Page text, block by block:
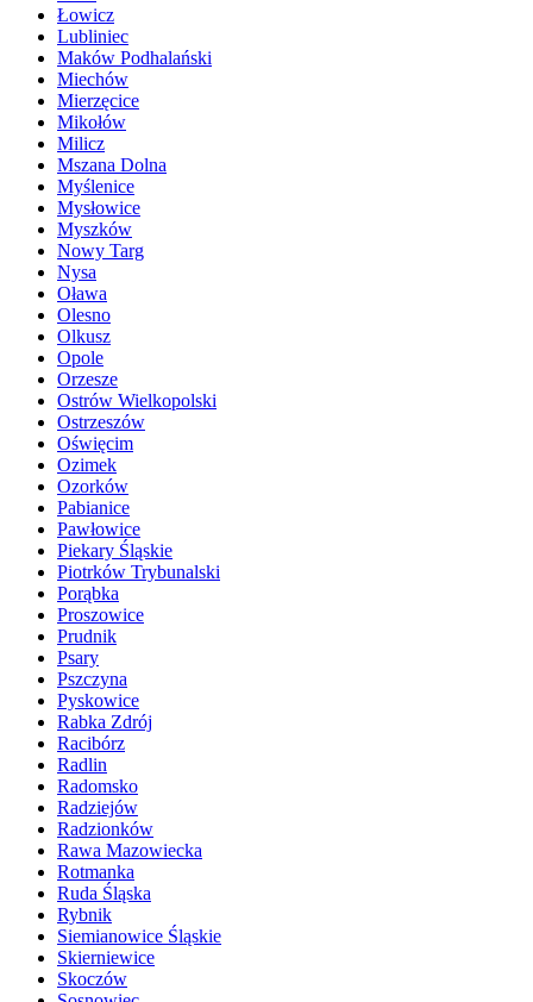
Łowicz
Lubliniec
Maków Podhalański
Miechów
Mierzęcice
Mikołów
Milicz
Mszana Dolna
Myślenice
Mysłowice
Myszków
Nowy Targ
Nysa
Oława
Olesno
Olkusz
Opole
Orzesze
Ostrów Wielkopolski
Ostrzeszów
Oświęcim
Ozimek
Ozorków
Pabianice
Pawłowice
Piekary Śląskie
Piotrków Trybunalski
Porąbka
Proszowice
Prudnik
Psary
Pszczyna
Pyskowice
Rabka Zdrój
Racibórz
Radlin
Radomsko
Radziejów
Radzionków
Rawa Mazowiecka
Rotmanka
Ruda Śląska
Rybnik
Siemianowice Śląskie
Skierniewice
Skoczów